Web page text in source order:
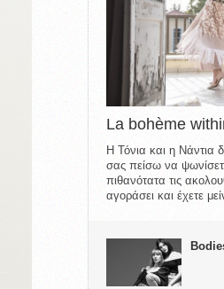
La bohème
Η Τόνια και η Νάντια
σας πείσω να
πιθανότατα τις
αγοράσει και έχετε